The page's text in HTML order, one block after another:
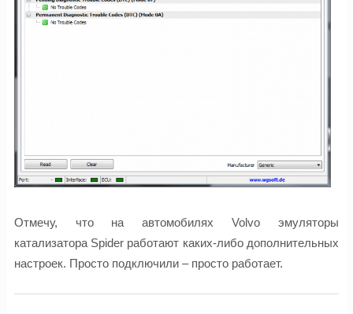
Отмечу, что на автомобилях Volvo эмуляторы
катализатора Spider работают каких-либо дополнительных
настроек. Просто подключили – просто работает.